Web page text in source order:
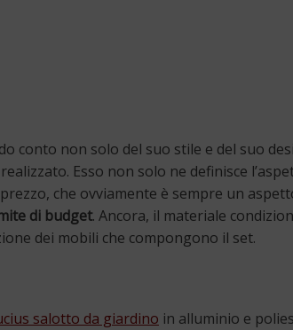
conto non solo del suo stile e del suo
Esso non solo ne definisce
che ovviamente è sempre un
di budget. Ancora, il materiale
dei mobili che compongono il set.
salotto da giardino in alluminio e